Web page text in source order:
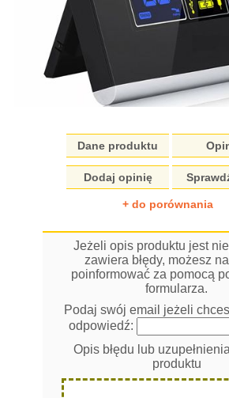
Dane produktu
Dodaj opinię
+ do porównania
Jeżeli opis produktu jest
zawiera błędy, możesz
poinformować za pomocą
formularza.
Podaj swój email jeżeli
odpowiedź:
Opis błędu lub
produktu